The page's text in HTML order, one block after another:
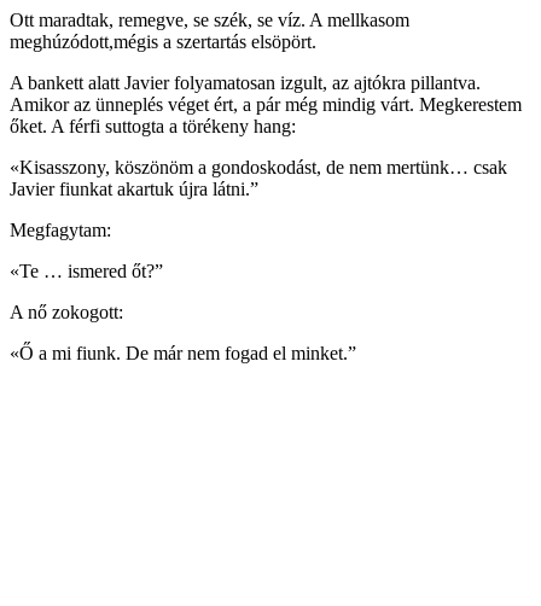
Ott maradtak, remegve, se szék, se víz. A mellkasom
meghúzódott,mégis a szertartás elsöpört.
A bankett alatt Javier folyamatosan izgult, az ajtókra pillantva.
Amikor az ünneplés véget ért, a pár még mindig várt. Megkerestem
őket. A férfi suttogta a törékeny hang:
«Kisasszony, köszönöm a gondoskodást, de nem mertünk… csak
Javier fiunkat akartuk újra látni.”
Megfagytam:
«Te … ismered őt?”
A nő zokogott:
«Ő a mi fiunk. De már nem fogad el minket.”